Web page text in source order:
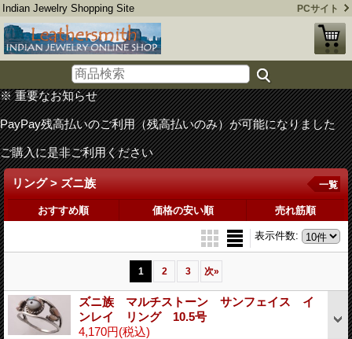
Indian Jewelry Shopping Site PCサイト
※ 重要なお知らせ
PayPay残高払いのご利用（残高払いのみ）が可能になりました
ご購入に是非ご利用ください
リング > ズニ族 一覧
おすすめ順 価格の安い順 売れ筋順
表示件数:
1 2 3 次»
ズニ族 マルチストーン サンフェイス イ
ンレイ リング 10.5号
4,170円(税込)